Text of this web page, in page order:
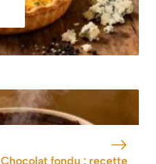
Chocolat fondu : recette